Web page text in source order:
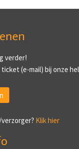
verder!
(e-mail) bij onze
Klik hier